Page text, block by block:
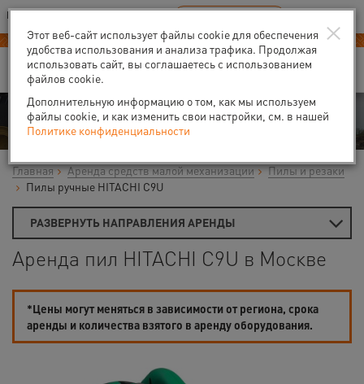
Ваш город:Москва
В Вашем регионе нет наших офисов RU EN
Аренда
Главная Аренда средств малой механизации
Пилы и резаки
Пилы ручные HITACHI C9U
РАЗВЕРНУТЬ НАПРАВЛЕНИЯ АРЕНДЫ
Аренда пил HITACHI C9U в Москве
*Цены могут меняться в зависимости от региона, срока
аренды и количества взятого в аренду оборудования.
×
Этот веб-сайт использует файлы cookie для обеспечения
удобства использования и анализа трафика. Продолжая
использовать сайт, вы соглашаетесь с использованием
файлов cookie.
Дополнительную информацию о том, как мы используем
файлы cookie, и как изменить свои настройки, см. в нашей
Политике конфиденциальности